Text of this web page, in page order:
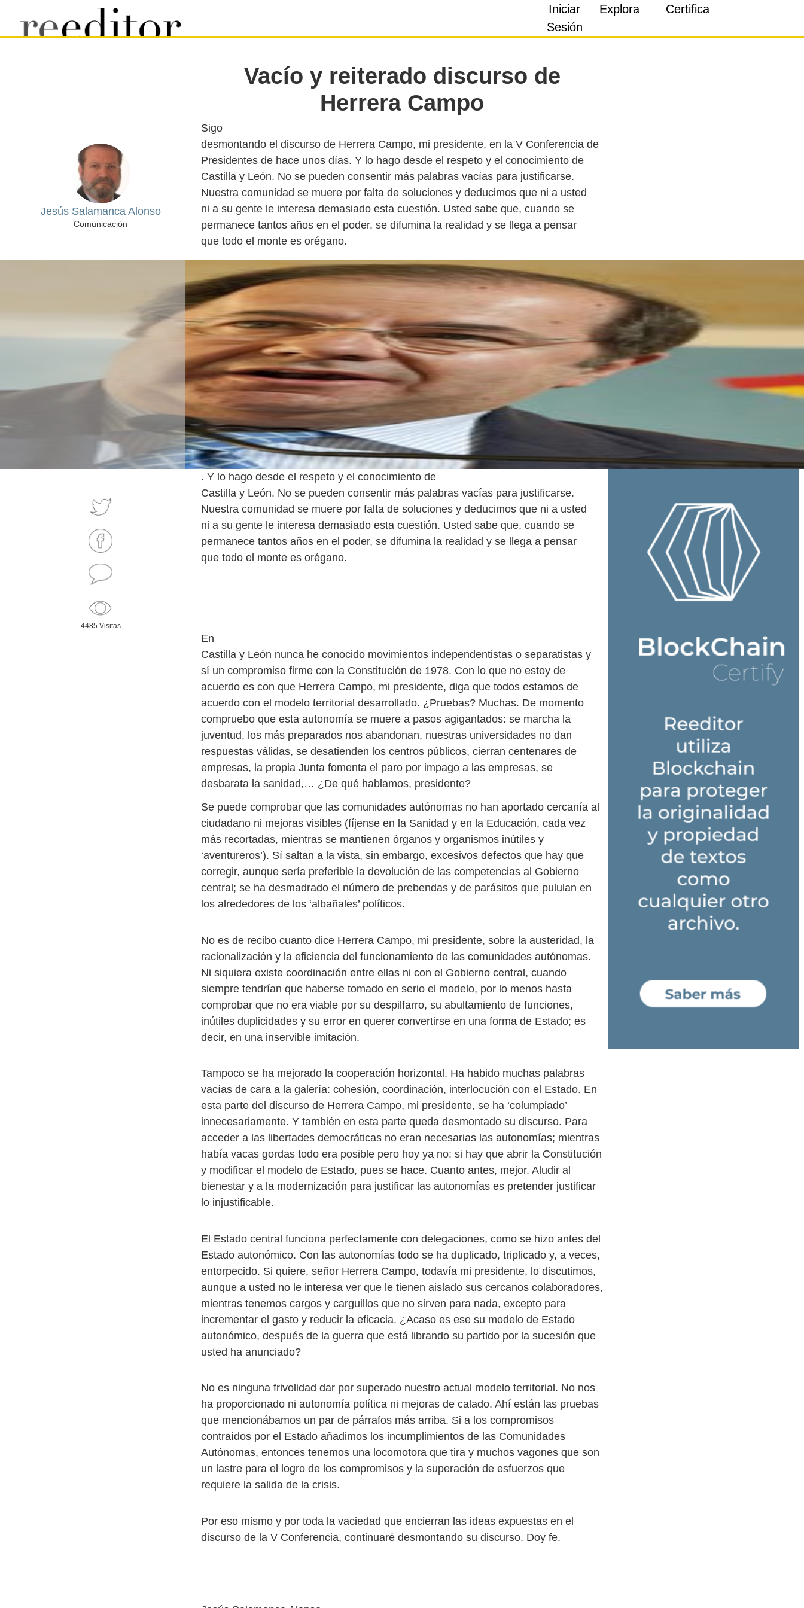
Iniciar
Sesión
Explora Certifica
Jesús Salamanca Alonso
Comunicación
Vacío y reiterado discurso de
Herrera Campo
Sigo
desmontando el discurso de Herrera Campo, mi presidente, en la V Conferencia de
Presidentes de hace unos días. Y lo hago desde el respeto y el conocimiento de
Castilla y León. No se pueden consentir más palabras vacías para justificarse.
Nuestra comunidad se muere por falta de soluciones y deducimos que ni a usted
ni a su gente le interesa demasiado esta cuestión. Usted sabe que, cuando se
permanece tantos años en el poder, se difumina la realidad y se llega a pensar
4485 Visitas
. Y lo hago desde el respeto y el conocimiento de
Castilla y León. No se pueden consentir más palabras vacías para justificarse.
Nuestra comunidad se muere por falta de soluciones y deducimos que ni a usted
ni a su gente le interesa demasiado esta cuestión. Usted sabe que, cuando se
permanece tantos años en el poder, se difumina la realidad y se llega a pensar
que todo el monte es orégano.
En
Castilla y León nunca he conocido movimientos independentistas o separatistas y
sí un compromiso firme con la Constitución de 1978. Con lo que no estoy de
acuerdo es con que Herrera Campo, mi presidente, diga que todos estamos de
acuerdo con el modelo territorial desarrollado. ¿Pruebas? Muchas. De momento
compruebo que esta autonomía se muere a pasos agigantados: se marcha la
juventud, los más preparados nos abandonan, nuestras universidades no dan
respuestas válidas, se desatienden los centros públicos, cierran centenares de
empresas, la propia Junta fomenta el paro por impago a las empresas, se
desbarata la sanidad,… ¿De qué hablamos, presidente?
Se puede comprobar que las comunidades autónomas no han aportado cercanía al
ciudadano ni mejoras visibles (fíjense en la Sanidad y en la Educación, cada vez
más recortadas, mientras se mantienen órganos y organismos inútiles y
‘aventureros’). Sí saltan a la vista, sin embargo, excesivos defectos que hay que
corregir, aunque sería preferible la devolución de las competencias al Gobierno
central; se ha desmadrado el número de prebendas y de parásitos que pululan en
los alrededores de los ‘albañales’ políticos.
No es de recibo cuanto dice Herrera Campo, mi presidente, sobre la austeridad, la
racionalización y la eficiencia del funcionamiento de las comunidades autónomas.
Ni siquiera existe coordinación entre ellas ni con el Gobierno central, cuando
siempre tendrían que haberse tomado en serio el modelo, por lo menos hasta
comprobar que no era viable por su despilfarro, su abultamiento de funciones,
inútiles duplicidades y su error en querer convertirse en una forma de Estado; es
decir, en una inservible imitación.
Tampoco se ha mejorado la cooperación horizontal. Ha habido muchas palabras
vacías de cara a la galería: cohesión, coordinación, interlocución con el Estado. En
esta parte del discurso de Herrera Campo, mi presidente, se ha ‘columpiado’
innecesariamente. Y también en esta parte queda desmontado su discurso. Para
acceder a las libertades democráticas no eran necesarias las autonomías; mientras
había vacas gordas todo era posible pero hoy ya no: si hay que abrir la Constitución
y modificar el modelo de Estado, pues se hace. Cuanto antes, mejor. Aludir al
bienestar y a la modernización para justificar las autonomías es pretender justificar
lo injustificable.
El Estado central funciona perfectamente con delegaciones, como se hizo antes del
Estado autonómico. Con las autonomías todo se ha duplicado, triplicado y, a veces,
entorpecido. Si quiere, señor Herrera Campo, todavía mi presidente, lo discutimos,
aunque a usted no le interesa ver que le tienen aislado sus cercanos colaboradores,
mientras tenemos cargos y carguillos que no sirven para nada, excepto para
incrementar el gasto y reducir la eficacia. ¿Acaso es ese su modelo de Estado
autonómico, después de la guerra que está librando su partido por la sucesión que
usted ha anunciado?
No es ninguna frivolidad dar por superado nuestro actual modelo territorial. No nos
ha proporcionado ni autonomía política ni mejoras de calado. Ahí están las pruebas
que mencionábamos un par de párrafos más arriba. Si a los compromisos
contraídos por el Estado añadimos los incumplimientos de las Comunidades
Autónomas, entonces tenemos una locomotora que tira y muchos vagones que son
un lastre para el logro de los compromisos y la superación de esfuerzos que
requiere la salida de la crisis.
Por eso mismo y por toda la vaciedad que encierran las ideas expuestas en el
discurso de la V Conferencia, continuaré desmontando su discurso. Doy fe.